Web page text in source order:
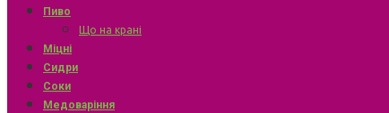
Пиво
Що на крані
Міцні
Сидри
Соки
Медоваріння